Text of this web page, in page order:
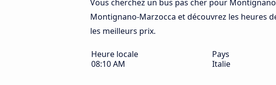
Vous cherchez un bus pas cher pour
Montignano-Marzocca et découvrez les heures
les meilleurs prix.
Heure locale
08:10 AM
Pays
Italie